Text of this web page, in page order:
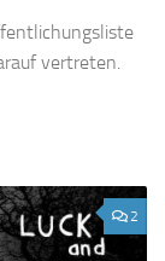
vertreten.
2